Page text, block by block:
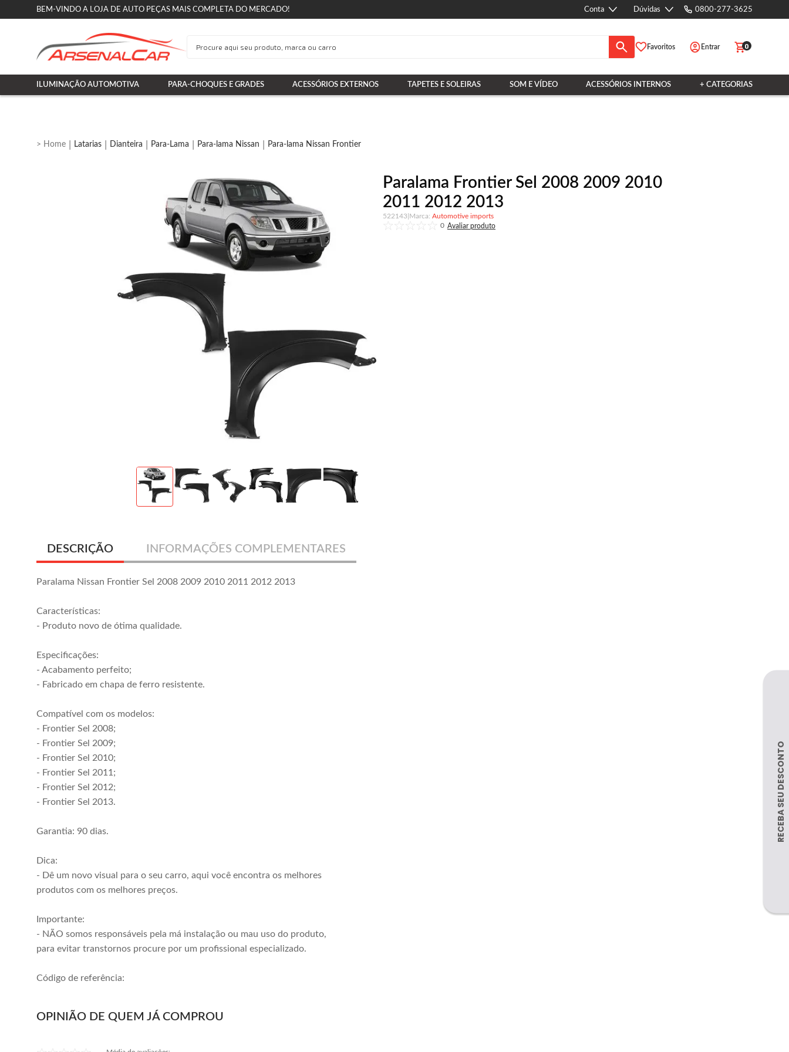
BEM-VINDO A LOJA DE AUTO PEÇAS MAIS COMPLETA DO MERCADO! Conta Dúvidas 0800-277-3625
Favoritos Entrar 0
ILUMINAÇÃO AUTOMOTIVA PARA-CHOQUES E GRADES ACESSÓRIOS EXTERNOS TAPETES E SOLEIRAS SOM E VÍDEO ACESSÓRIOS INTERNOS + CATEGORIAS
Latarias Dianteira Para-Lama Para-lama Nissan Para-lama Nissan Frontier
Paralama Frontier Sel 2008 2009 2010
2011 2012 2013
522143
Automotive imports
0
DESCRIÇÃO INFORMAÇÕES COMPLEMENTARES
Paralama Nissan Frontier Sel 2008 2009 2010 2011 2012 2013
Características:
- Produto novo de ótima qualidade.
Especificações:
- Acabamento perfeito;
- Fabricado em chapa de ferro resistente.
Compatível com os modelos:
- Frontier Sel 2008;
- Frontier Sel 2009;
- Frontier Sel 2010;
- Frontier Sel 2011;
- Frontier Sel 2012;
- Frontier Sel 2013.
Garantia: 90 dias.
Dica:
- Dê um novo visual para o seu carro, aqui você encontra os melhores
produtos com os melhores preços.
Importante:
- NÃO somos responsáveis pela má instalação ou mau uso do produto,
para evitar transtornos procure por um profissional especializado.
Código de referência:
OPINIÃO DE QUEM JÁ COMPROU